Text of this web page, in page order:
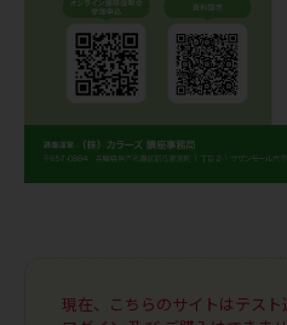
現在、こちらのサイトはテスト